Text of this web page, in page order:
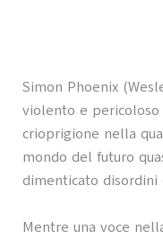
Simon Phoenix
violento e
crioprigione nella
mondo del futuro
dimenticato disordini
Mentre una voce